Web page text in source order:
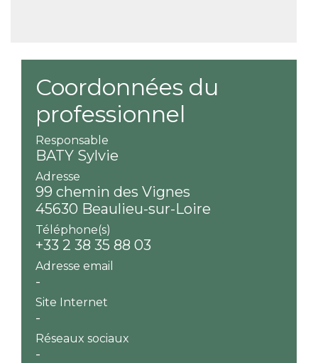
Coordonnées du
professionnel
Responsable
BATY Sylvie
Adresse
99 chemin des Vignes
45630 Beaulieu-sur-Loire
Téléphone(s)
+33 2 38 35 88 03
Adresse email
-
Site Internet
-
Réseaux sociaux
-